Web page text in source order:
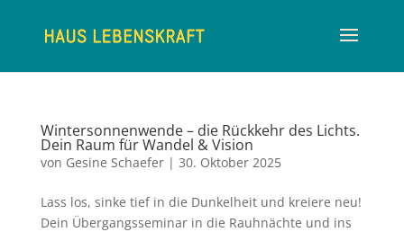
Wintersonnenwende – die Rückkehr des Lichts.
Dein Raum für Wandel & Vision
von Gesine Schaefer| 30. Oktober 2025
Lass los, sinke tief in die Dunkelheit und kreiere neu!
Dein Übergangsseminar in die Rauhnächte und ins